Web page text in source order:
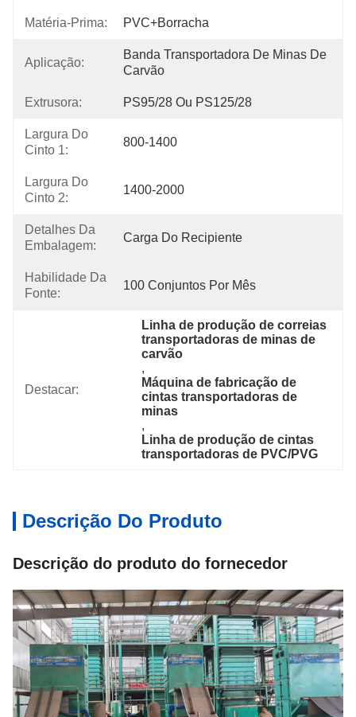
Matéria-Prima: PVC+borracha
Aplicação:
Banda Transportadora De Minas De
Carvão
Extrusora: PS95/28 Ou PS125/28
Largura Do
Cinto 1:
800-1400
Largura Do
Cinto 2:
1400-2000
Detalhes Da
Embalagem:
Carga Do Recipiente
Habilidade Da
Fonte:
100 Conjuntos Por Mês
Destacar:
Linha de produção de correias
transportadoras de minas de
carvão
,
Máquina de fabricação de
cintas transportadoras de
minas
,
Linha de produção de cintas
transportadoras de PVC/PVG
Descrição Do Produto
Descrição do produto do fornecedor